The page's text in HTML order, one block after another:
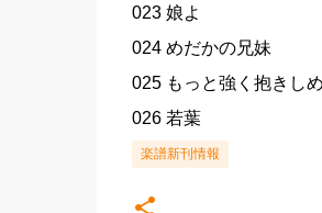
023 娘よ
024 めだかの兄妹
025 もっと強く抱きし
026 若葉
楽譜新刊情報